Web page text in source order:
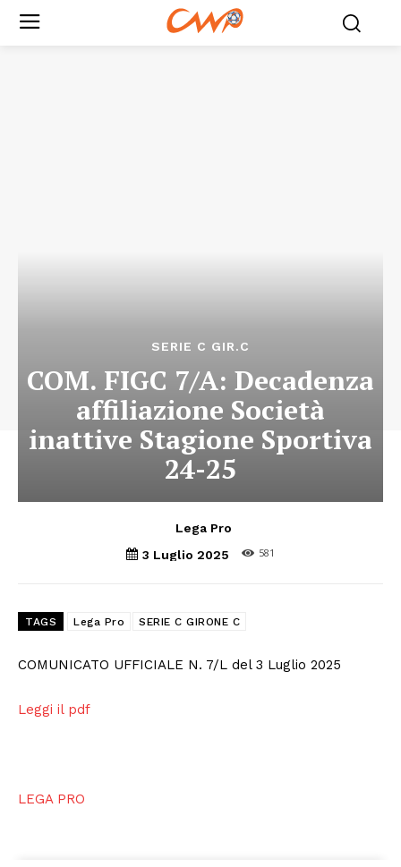
SERIE C GIR.C
COM. FIGC 7/A: Decadenza
affiliazione Società
inattive Stagione Sportiva
24-25
Lega Pro
3 Luglio 2025
581
TAGS Lega Pro SERIE C GIRONE C
COMUNICATO UFFICIALE N. 7/L del 3 Luglio 2025
Leggi il pdf
LEGA PRO